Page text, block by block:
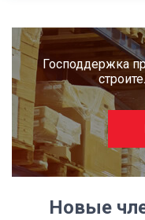
Господдержка
Новые